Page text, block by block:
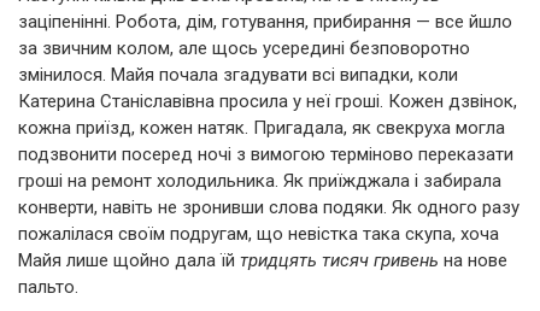
заціпенінні. Робота, дім, готування, прибирання — все йшло
за звичним колом, але щось усередині безповоротно
змінилося. Майя почала згадувати всі випадки, коли
Катерина Станіславівна просила у неї гроші. Кожен дзвінок,
кожна приїзд, кожен натяк. Пригадала, як свекруха могла
подзвонити посеред ночі з вимогою терміново переказати
гроші на ремонт холодильника. Як приїжджала і забирала
конверти, навіть не зронивши слова подяки. Як одного разу
пожалілася своїм подругам, що невістка така скупа, хоча
Майя лише щойно дала їй тридцять тисяч гривень на нове
пальто.